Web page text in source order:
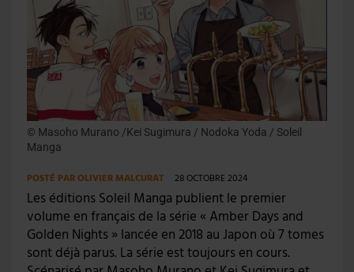
© Masoho Murano /Kei Sugimura / Nodoka Yoda / Soleil
Manga
POSTÉ PAROLIVIER MALCURAT 28 OCTOBRE 2024
Les éditions Soleil Manga publient le premier
volume en français de la série « Amber Days and
Golden Nights » lancée en 2018 au Japon où 7 tomes
sont déjà parus. La série est toujours en cours.